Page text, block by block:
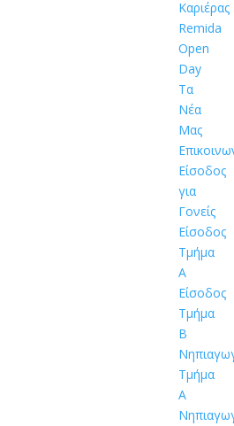
Καριέρας
Remida
Open
Day
Τα
Νέα
Μας
Είσοδος
για
Γονείς
Είσοδος
Τμήμα
Α
Είσοδος
Τμήμα
Β
Τμήμα
Α